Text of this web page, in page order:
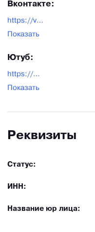
Вконтакте:
https://vk.com/fiberlirussia
Показать
Ютуб:
https://www.youtube.com/user/Fiberli
Показать
Реквизиты
Статус:
ИНН:
Название юр лица: